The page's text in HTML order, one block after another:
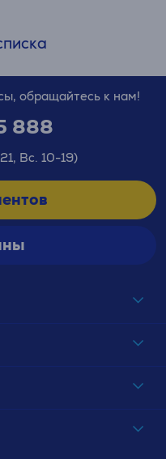
обращайтесь к нам!
888
Вс. 10-19)